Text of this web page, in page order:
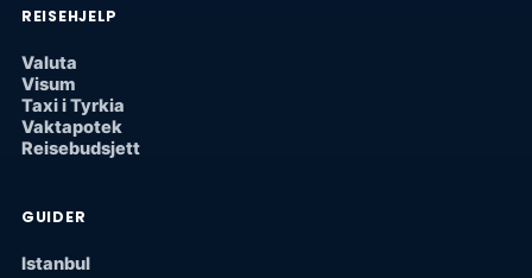
REISEHJELP
Valuta
Visum
Taxi i Tyrkia
Vaktapotek
Reisebudsjett
GUIDER
Istanbul